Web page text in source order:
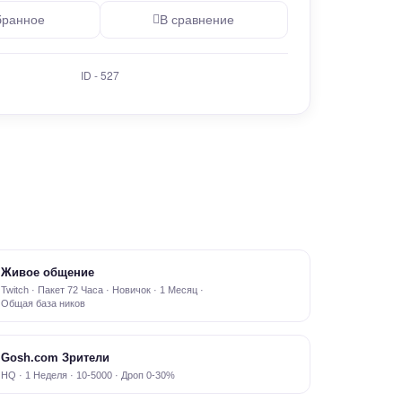
В сравнение
ID - 527
Живое общение
Twitch · Пакет 72 Часа · Новичок · 1 Месяц ·
Общая база ников
Gosh.com Зрители
HQ · 1 Неделя · 10-5000 · Дроп 0-30%